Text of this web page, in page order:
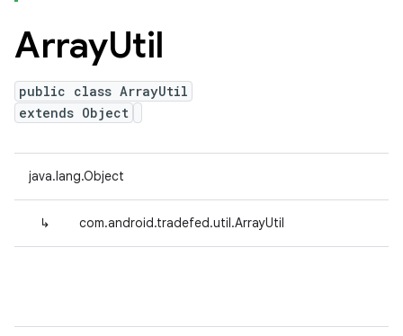
ArrayUtil
public class ArrayUtil
extends Object
java.lang.Object
↳ com.android.tradefed.util.ArrayUtil